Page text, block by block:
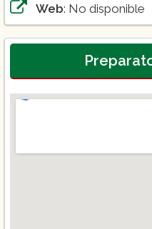
Web: No disponible